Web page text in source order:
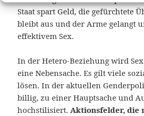
Staat spart Geld, die gefürchtete
bleibt aus und der Arme gelangt
effektivem Sex.
In der Hetero-Beziehung wird
eine Nebensache. Es gilt viele
lösen. In der aktuellen
billig, zu einer Hauptsache und
hochstilisiert.Aktionsfelder, die